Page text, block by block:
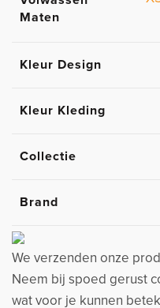
Maten
Kleur Design
Kleur Kleding
Collectie
Brand
We verzenden onze
Neem bij spoed gerust
wat voor je kunnen